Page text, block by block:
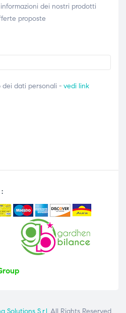
dei nostri prodotti
proposte
dati personali - vedi link